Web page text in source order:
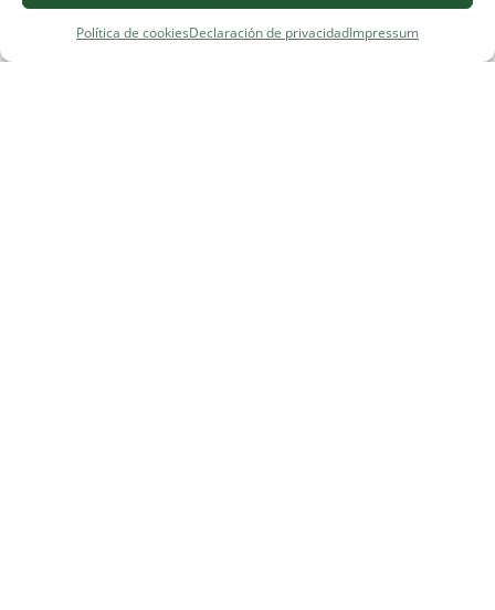
Política de cookiesDeclaración de privacidadImpressum